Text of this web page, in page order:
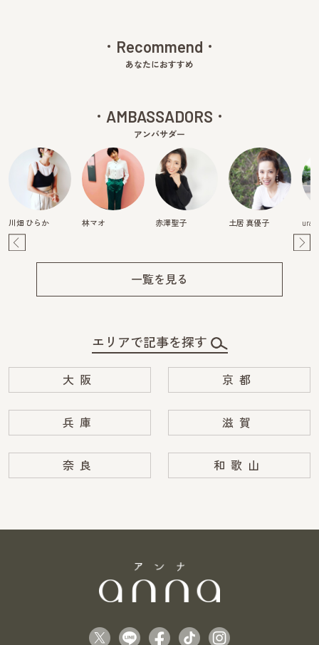
Recommend
あなたにおすすめ
AMBASSADORS
アンバサダー
川畑 ひらか 林マオ 赤澤聖子 土居 真優子
一覧を見る
エリアで記事を探す
大阪 京都
兵庫 滋賀
奈良 和歌山